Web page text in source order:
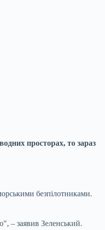
просторах, то зараз
безпілотниками.
– заявив Зеленський.